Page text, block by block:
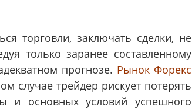
торговли, заключать сделки, не
только заранее составленному
прогнозе. Рынок Форекс
случае трейдер рискует потерять
и основных условий успешного